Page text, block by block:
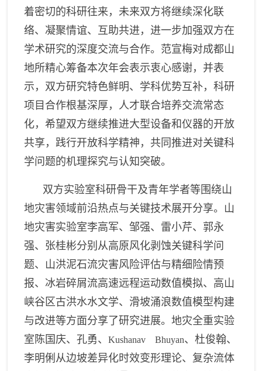
着密切的科研往来，未来双方将继续深化联
络、凝聚情谊、互助共进，进一步加强双方在
学术研究的深度交流与合作。范宣梅对成都山
地所精心筹备本次年会表示衷心感谢， 并表
示，双方研究特色鲜明、学科优势互补，科研
项目合作根基深厚，人才联合培养交流常态
化，希望双方继续推进大型设备和仪器的开放
共享，践行开放科学精神，共同推进对关键科
学问题的机理探究与认知突破。
双方实验室科研骨干及青年学者等围绕山
地灾害领域前沿热点与关键技术展开分享。山
地灾害实验室李高军、邹强、雷小芹、郭永
强、张桂彬分别从高原风化剥蚀关键科学问
题、山洪泥石流灾害风险评估与精细险情预
报、冰岩碎屑流高速远程运动数值模拟、高山
峡谷区古洪水水文学、滑坡涌浪数值模型构建
与改进等方面分享了研究进展。地灾全重实验
室陈国庆、孔勇、Kushanav Bhuyan、杜俊翰、
李明俐从边坡差异化时效变形理论、复杂流体